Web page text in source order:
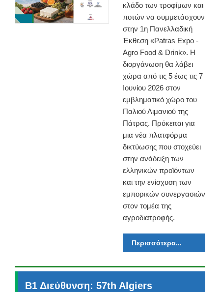
κλάδο των τροφίμων και
ποτών να συμμετάσχουν
στην 1η Πανελλαδική
Έκθεση «Patras Expo -
Agro Food & Drink». Η
διοργάνωση θα λάβει
χώρα από τις 5 έως τις 7
Ιουνίου 2026 στον
εμβληματικό χώρο του
Παλιού Λιμανιού της
Πάτρας. Πρόκειται για
μια νέα πλατφόρμα
δικτύωσης που στοχεύει
στην ανάδειξη των
ελληνικών προϊόντων
και την ενίσχυση των
εμπορικών συνεργασιών
στον τομέα της
αγροδιατροφής.
Περισσότερα...
Β1 Διεύθυνση: 57th Algiers